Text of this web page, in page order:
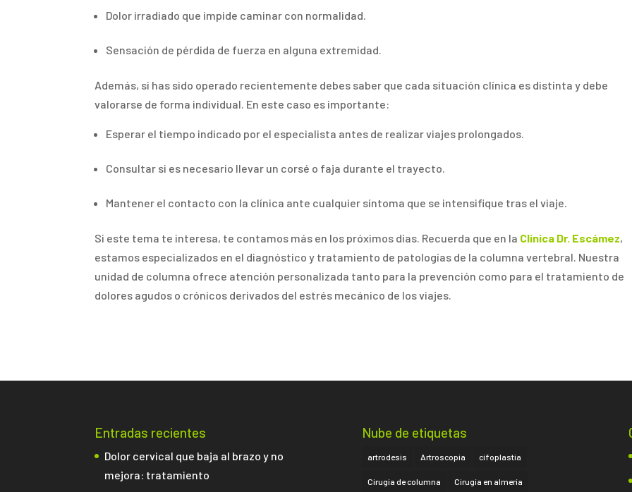
Dolor irradiado que impide caminar con normalidad.
Sensación de pérdida de fuerza en alguna extremidad.
Además, si has sido operado recientemente debes saber que cada situación clínica es distinta y debe
valorarse de forma individual. En este caso es importante:
Esperar el tiempo indicado por el especialista antes de realizar viajes prolongados.
Consultar si es necesario llevar un corsé o faja durante el trayecto.
Mantener el contacto con la clínica ante cualquier síntoma que se intensifique tras el viaje.
Si este tema te interesa, te contamos más en los próximos días. Recuerda que en la Clínica Dr. Escámez,
estamos especializados en el diagnóstico y tratamiento de patologías de la columna vertebral. Nuestra
unidad de columna ofrece atención personalizada tanto para la prevención como para el tratamiento de
dolores agudos o crónicos derivados del estrés mecánico de los viajes.
Entradas recientes
Dolor cervical que baja al brazo y no
mejora: tratamiento
Nube de etiquetas
artrodesis Artroscopia cifoplastia
Cirugía de columna Cirugía en almería